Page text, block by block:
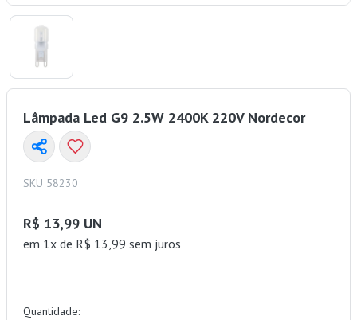
Lâmpada Led G9 2.5W 2400K 220V Nordecor
SKU 58230
R$ 13,99 UN
em 1x de R$ 13,99 sem juros
Quantidade: